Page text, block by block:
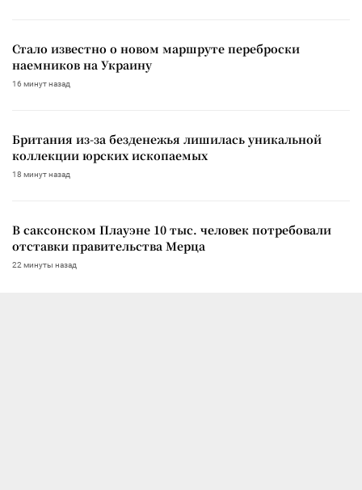
Стало известно о новом маршруте переброски
наемников на Украину
16 минут назад
Британия из-за безденежья лишилась уникальной
коллекции юрских ископаемых
18 минут назад
В саксонском Плауэне 10 тыс. человек потребовали
отставки правительства Мерца
22 минуты назад